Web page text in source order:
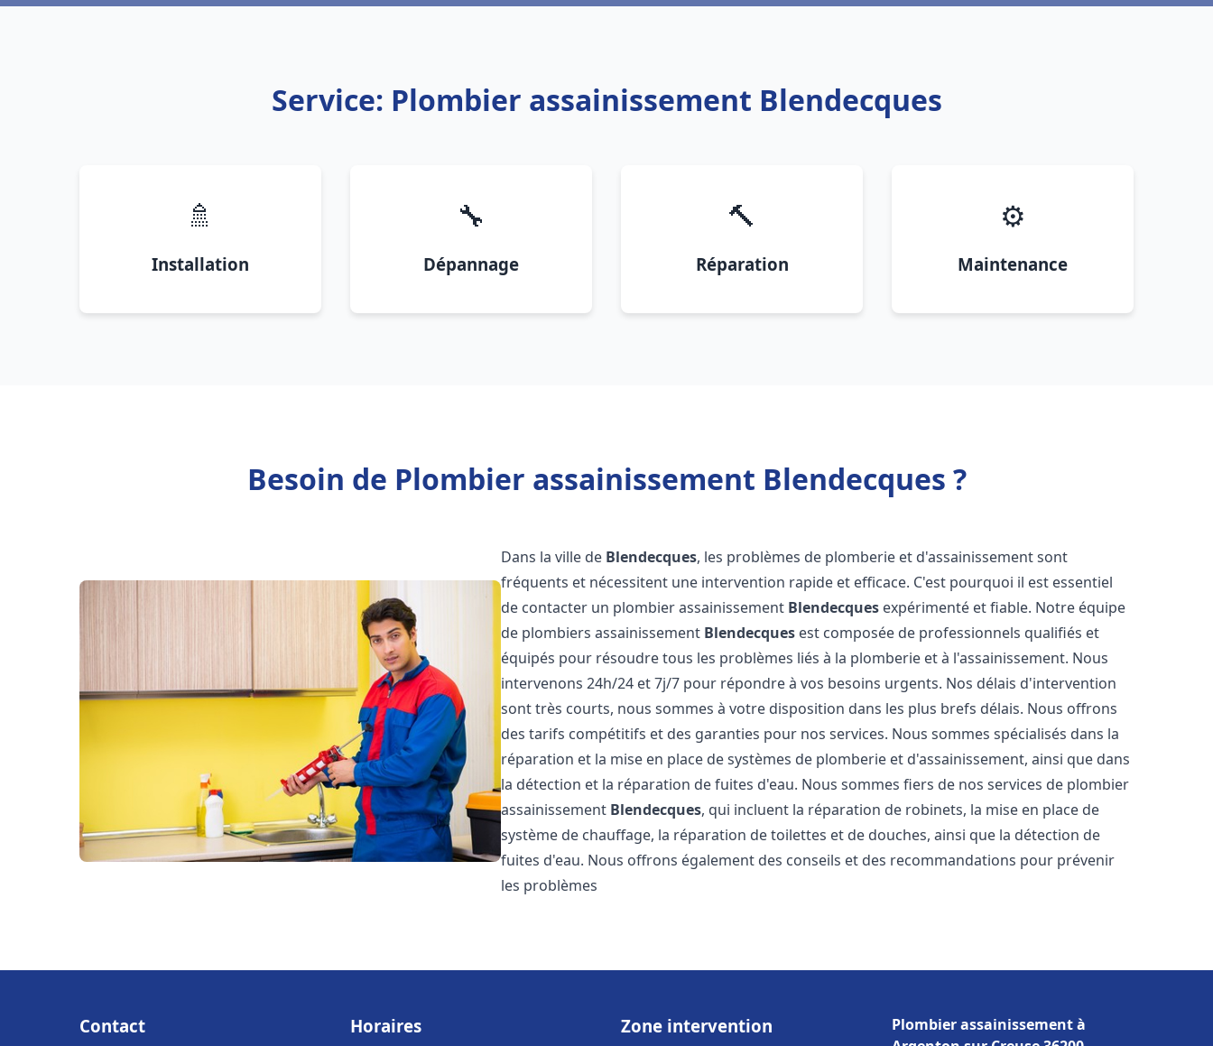
Service: Plombier assainissement Blendecques
🚿
Installation
🔧
Dépannage
🔨
Réparation
⚙️
Maintenance
Besoin de Plombier assainissement Blendecques ?
Dans la ville de Blendecques, les problèmes de plomberie et d'assainissement sont
fréquents et nécessitent une intervention rapide et efficace. C'est pourquoi il est essentiel
de contacter un plombier assainissement Blendecques expérimenté et fiable. Notre équipe
de plombiers assainissement Blendecques est composée de professionnels qualifiés et
équipés pour résoudre tous les problèmes liés à la plomberie et à l'assainissement. Nous
intervenons 24h/24 et 7j/7 pour répondre à vos besoins urgents. Nos délais d'intervention
sont très courts, nous sommes à votre disposition dans les plus brefs délais. Nous offrons
des tarifs compétitifs et des garanties pour nos services. Nous sommes spécialisés dans la
réparation et la mise en place de systèmes de plomberie et d'assainissement, ainsi que dans
la détection et la réparation de fuites d'eau. Nous sommes fiers de nos services de plombier
assainissement Blendecques, qui incluent la réparation de robinets, la mise en place de
système de chauffage, la réparation de toilettes et de douches, ainsi que la détection de
fuites d'eau. Nous offrons également des conseils et des recommandations pour prévenir
les problèmes
Contact Horaires Zone intervention
Plombier assainissement à